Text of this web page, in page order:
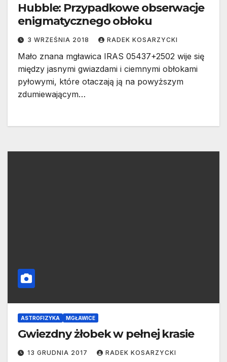
Hubble: Przypadkowe obserwacje
enigmatycznego obłoku
3 WRZEŚNIA 2018 RADEK KOSARZYCKI
Mało znana mgławica IRAS 05437+2502 wije się
między jasnymi gwiazdami i ciemnymi obłokami
pyłowymi, które otaczają ją na powyższym
zdumiewającym…
ASTROFIZYKA MGŁAWICE
Gwiezdny żłobek w pełnej krasie
13 GRUDNIA 2017 RADEK KOSARZYCKI